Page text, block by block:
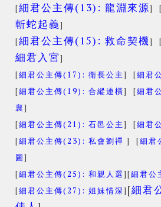
[細君公主傳(13): 龍淵來源] [
斬蛇起義]
[細君公主傳(15): 救命契機] [
細君入宮]
[細君公主傳(17): 衛長公主] [細君
[細君公主傳(19): 合縱連橫] [細君
襄]
[細君公主傳(21): 石邑公主] [細君
[細君公主傳(23): 私會劉禪 ] [細君
圖]
[細君公主傳(25): 和親人選][細君公
[細君公主傳(27): 姐妹情深] [細君